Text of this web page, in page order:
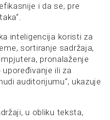
i da se, pre
inteligencija koristi za
sortiranje sadržaja,
pronalaženje
ili za
auditorijumu“, ukazuje
u obliku teksta,